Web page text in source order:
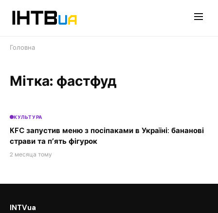
Головна
Мітка: фастфуд
КУЛЬТУРА
KFC запустив меню з посіпаками в Україні: бананові
страви та п’ять фігурок
2 месяца тому
INTVua